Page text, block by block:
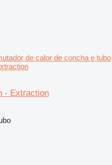
de calor de concha e tubo
- Extraction